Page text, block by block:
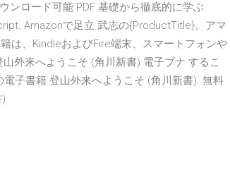
ンロード可能 PDF 基礎から徹底的に学ぶ
Amazonで足立 武志の{ProductTitle}。アマ
は、KindleおよびFire端末、スマートフォンや
外来へようこそ (角川新書) 電子ブナ するこ
子書籍 登山外来へようこそ (角川新書). 無料